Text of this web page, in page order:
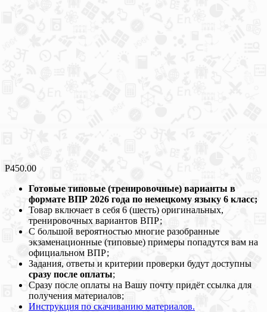
Р450.00
Готовые типовые (тренировочные) варианты в
формате ВПР 2026 года по немецкому языку 6 класс;
Товар включает в себя 6 (шесть) оригинальных,
тренировочных вариантов ВПР;
С большой вероятностью многие разобранные
экзаменационные (типовые) примеры попадутся вам на
официальном ВПР;
Задания, ответы и критерии проверки будут доступны
сразу после оплаты;
Сразу после оплаты на Вашу почту придёт ссылка для
получения материалов;
Инструкция по скачиванию материалов.